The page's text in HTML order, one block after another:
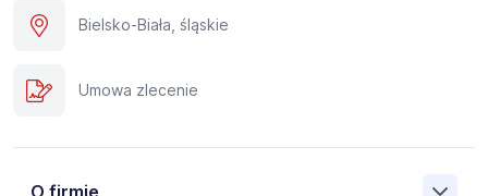
Bielsko-Biała, śląskie
Umowa zlecenie